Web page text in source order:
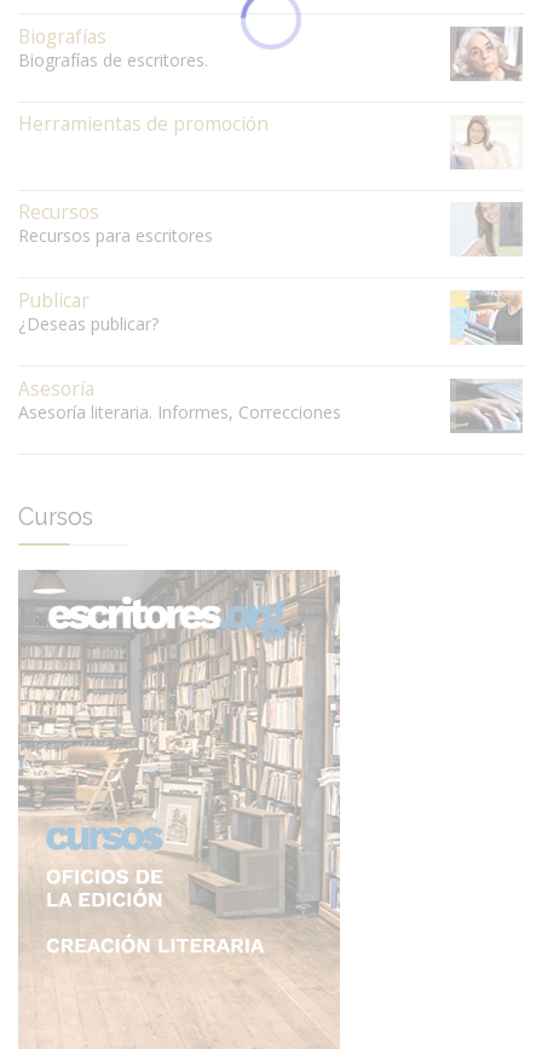
Biografías
Biografías de escritores.
Herramientas de promoción
Recursos
Recursos para escritores
Publicar
¿Deseas publicar?
Asesoría
Asesoría literaria. Informes, Correcciones
Cursos